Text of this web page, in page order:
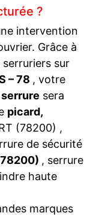
?
intervention
Grâce à
sur
– 78 , votre
sera
picard,
(78200) ,
de sécurité
, serrure
haute
marques